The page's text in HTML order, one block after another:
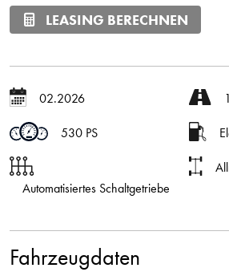
LEASING BERECHNEN
02.2026
530 PS
Automatisiertes Schaltgetriebe
Fahrzeugdaten